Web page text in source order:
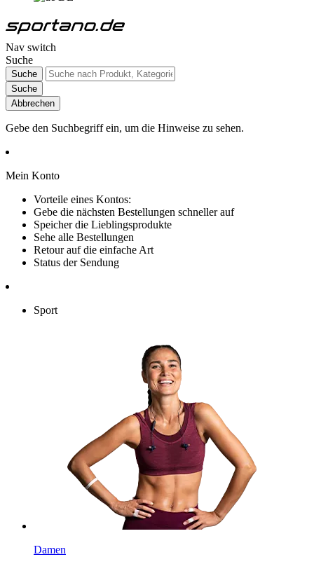
Nav switch
Suche
Suche
Suche
Abbrechen
Gebe den Suchbegriff ein, um die Hinweise zu sehen.
Mein Konto
Vorteile eines Kontos:
Gebe die nächsten Bestellungen schneller auf
Speicher die Lieblingsprodukte
Sehe alle Bestellungen
Retour auf die einfache Art
Status der Sendung
Sport
Damen